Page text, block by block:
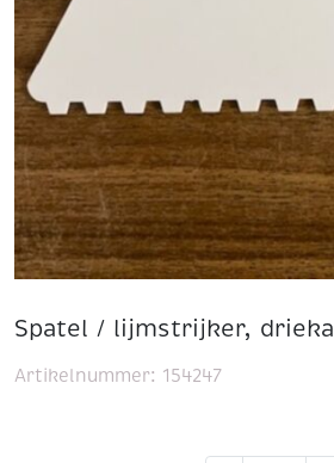
Spatel / lijmstrijker,
Artikelnummer: 154247